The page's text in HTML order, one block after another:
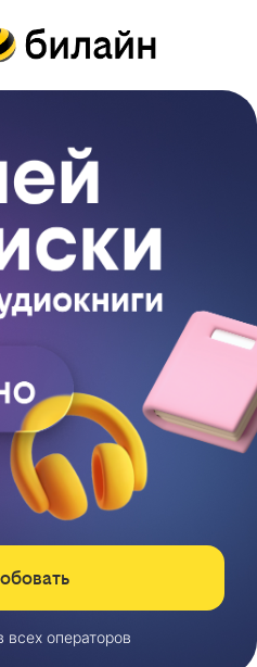
всех операторов